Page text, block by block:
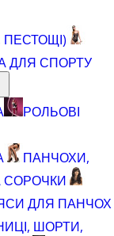
ДЛЯ СПОРТУ
РОЛЬОВІ
ПАНЧОХИ,
ДЛЯ ПАНЧОХ
ШОРТИ,